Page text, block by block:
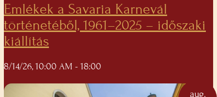
Emlékek a Savaria Karnevál
történetéből, 1961–2025 – időszaki
kiállítás
8/14/26, 10:00 AM - 18:00
aug.